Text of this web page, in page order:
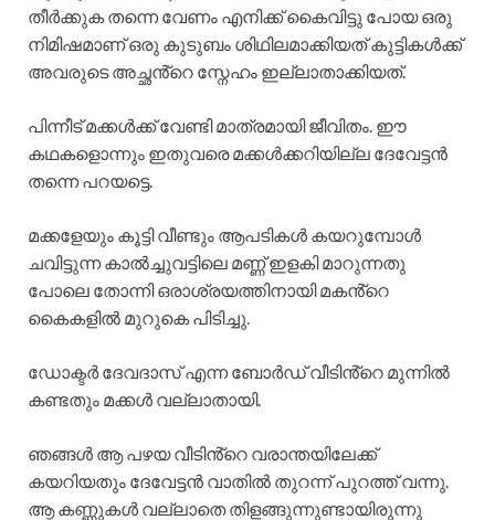
തീർക്കുക തന്നെ വേണം എനിക്ക് കൈവിട്ടു പോയ ഒരു
നിമിഷമാണ് ഒരു കുടുബം ശിഥിലമാക്കിയത് കുട്ടികൾക്ക്
അവരുടെ അച്ഛൻ്റെ സ്നേഹം ഇല്ലാതാക്കിയത്.
പിന്നീട് മക്കൾക്ക് വേണ്ടി മാത്രമായി ജീവിതം. ഈ
കഥകളൊന്നും ഇതുവരെ മക്കൾക്കറിയില്ല ദേവേട്ടൻ
തന്നെ പറയട്ടെ.
മക്കളേയും കൂട്ടി വീണ്ടും ആപടികൾ കയറുമ്പോൾ
ചവിട്ടുന്ന കാൽച്ചുവട്ടിലെ മണ്ണ് ഇളകി മാറുന്നതു
പോലെ തോന്നി ഒരാശ്രയത്തിനായി മകൻ്റെ
കൈകളിൽ മുറുകെ പിടിച്ചു.
ഡോക്ടർ ദേവദാസ് എന്ന ബോർഡ് വീടിൻ്റെ മുന്നിൽ
കണ്ടതും മക്കൾ വല്ലാതായി.
ഞങ്ങൾ ആ പഴയ വീടിൻ്റെ വരാന്തയിലേക്ക്
കയറിയതും ദേവേട്ടൻ വാതിൽ തുറന്ന് പുറത്ത് വന്നു.
ആ കണ്ണുകൾ വല്ലാതെ തിളങ്ങുന്നുണ്ടായിരുന്നു